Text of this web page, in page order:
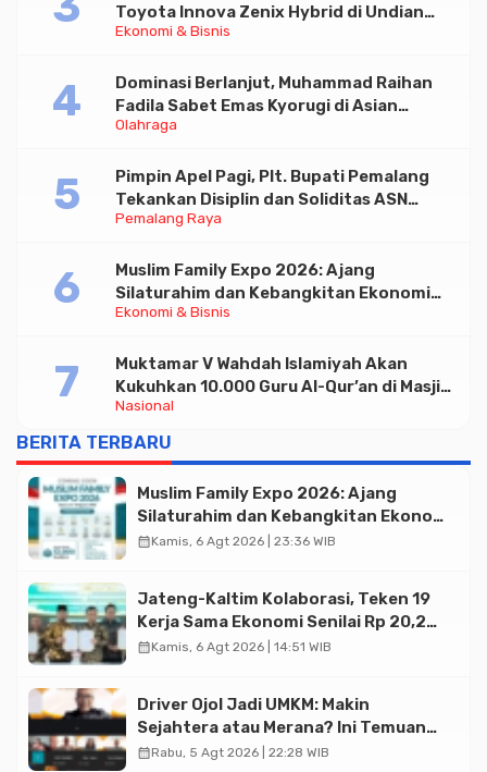
Ekonomi & Bisnis
Toyota Innova Zenix Hybrid di Undian
Tabungan Bima Bank Jateng
Olahraga
Dominasi Berlanjut, Muhammad Raihan
Fadila Sabet Emas Kyorugi di Asian
Taekwondo Indonesia Open 2026
Pemalang Raya
Pimpin Apel Pagi, Plt. Bupati Pemalang
Tekankan Disiplin dan Soliditas ASN
untuk Pelayanan Publik
Ekonomi & Bisnis
Muslim Family Expo 2026: Ajang
Silaturahim dan Kebangkitan Ekonomi
Halal di Jakarta
Nasional
Muktamar V Wahdah Islamiyah Akan
Kukuhkan 10.000 Guru Al-Qur’an di Masjid
Istiqlal
BERITA TERBARU
Muslim Family Expo 2026: Ajang
Silaturahim dan Kebangkitan Ekonomi
Halal di Jakarta
calendar_monthKamis, 6 Agt 2026 | 23:36 WIB
Jateng-Kaltim Kolaborasi, Teken 19
Kerja Sama Ekonomi Senilai Rp 20,2
Triliun
calendar_monthKamis, 6 Agt 2026 | 14:51 WIB
Driver Ojol Jadi UMKM: Makin
Sejahtera atau Merana? Ini Temuan
Diskusi Paramadina
calendar_monthRabu, 5 Agt 2026 | 22:28 WIB